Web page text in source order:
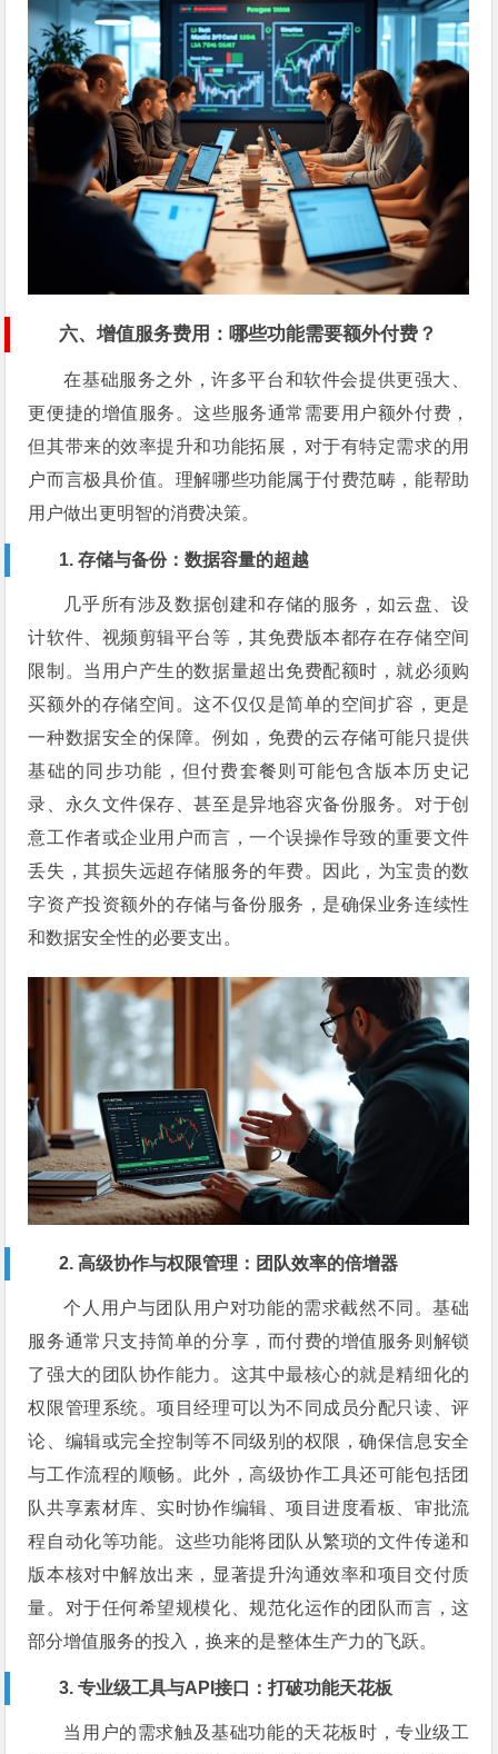
六、增值服务费用：哪些功能需要额外付费？
在基础服务之外，许多平台和软件会提供更强大、
更便捷的增值服务。这些服务通常需要用户额外付费，
但其带来的效率提升和功能拓展，对于有特定需求的用
户而言极具价值。理解哪些功能属于付费范畴，能帮助
用户做出更明智的消费决策。
1. 存储与备份：数据容量的超越
几乎所有涉及数据创建和存储的服务，如云盘、设
计软件、视频剪辑平台等，其免费版本都存在存储空间
限制。当用户产生的数据量超出免费配额时，就必须购
买额外的存储空间。这不仅仅是简单的空间扩容，更是
一种数据安全的保障。例如，免费的云存储可能只提供
基础的同步功能，但付费套餐则可能包含版本历史记
录、永久文件保存、甚至是异地容灾备份服务。对于创
意工作者或企业用户而言，一个误操作导致的重要文件
丢失，其损失远超存储服务的年费。因此，为宝贵的数
字资产投资额外的存储与备份服务，是确保业务连续性
和数据安全性的必要支出。
2. 高级协作与权限管理：团队效率的倍增器
个人用户与团队用户对功能的需求截然不同。基础
服务通常只支持简单的分享，而付费的增值服务则解锁
了强大的团队协作能力。这其中最核心的就是精细化的
权限管理系统。项目经理可以为不同成员分配只读、评
论、编辑或完全控制等不同级别的权限，确保信息安全
与工作流程的顺畅。此外，高级协作工具还可能包括团
队共享素材库、实时协作编辑、项目进度看板、审批流
程自动化等功能。这些功能将团队从繁琐的文件传递和
版本核对中解放出来，显著提升沟通效率和项目交付质
量。对于任何希望规模化、规范化运作的团队而言，这
部分增值服务的投入，换来的是整体生产力的飞跃。
3. 专业级工具与API接口：打破功能天花板
当用户的需求触及基础功能的天花板时，专业级工